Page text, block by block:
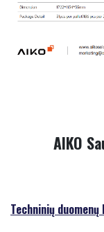
AIKO
Techninių duomenų